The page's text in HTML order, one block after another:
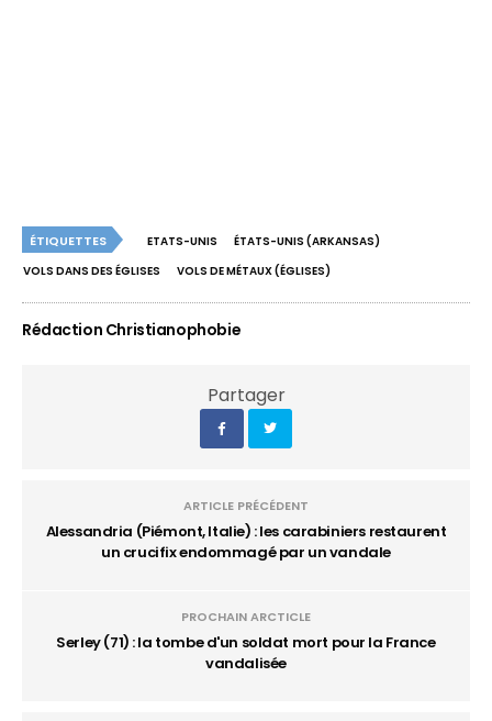
ÉTIQUETTES ETATS-UNIS
ÉTATS-UNIS (ARKANSAS)
VOLS DANS DES ÉGLISES
VOLS DE MÉTAUX (ÉGLISES)
Rédaction Christianophobie
Partager
ARTICLE PRÉCÉDENT
Alessandria (Piémont, Italie) : les carabiniers restaurent
un crucifix endommagé par un vandale
PROCHAIN ARCTICLE
Serley (71) : la tombe d'un soldat mort pour la France
vandalisée